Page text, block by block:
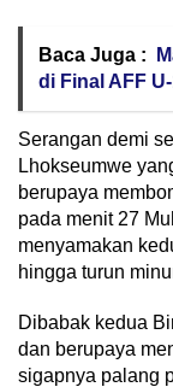
Baca Juga :
di Final AFF
Serangan demi
Lhokseumwe
berupaya
pada menit 27
menyamakan
hingga turun
Dibabak kedua
dan berupaya
sigapnya palang